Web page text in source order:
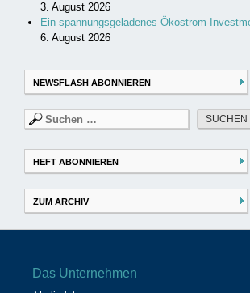
3. August 2026
Ein spannungsgeladenes Ökostrom-
6. August 2026
NEWSFLASH ABONNIEREN
Suchen
nach:
HEFT ABONNIEREN
ZUM ARCHIV
Das Unternehmen